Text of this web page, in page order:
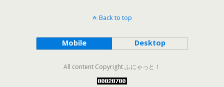
Back to top
Mobile Desktop
All content Copyright ふにゃっと！